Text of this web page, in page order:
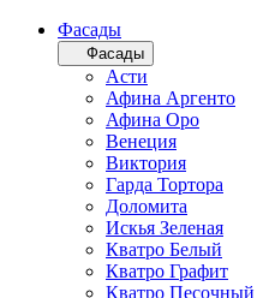
Фасады
Фасады
Асти
Афина Аргенто
Афина Оро
Венеция
Виктория
Гарда Тортора
Доломита
Искья Зеленая
Кватро Белый
Кватро Графит
Кватро Песочный